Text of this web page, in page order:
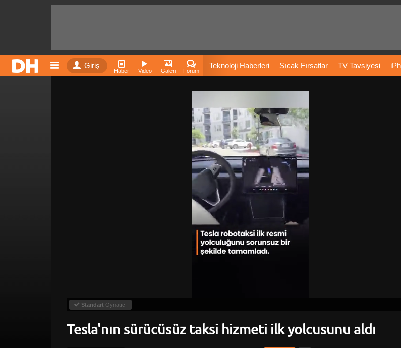
Giriş
Haber Video Galeri Forum
Teknoloji Haberleri Sıcak Fırsatlar TV Tavsiyesi
Film Önerileri Türkiye Araba
Fiyatları Vizyondaki Filmler
İnstagram Dondurma İnstagram
Standart Oynatıcı
Tesla'nın sürücüsüz taksi hizmeti ilk yolcusunu aldı